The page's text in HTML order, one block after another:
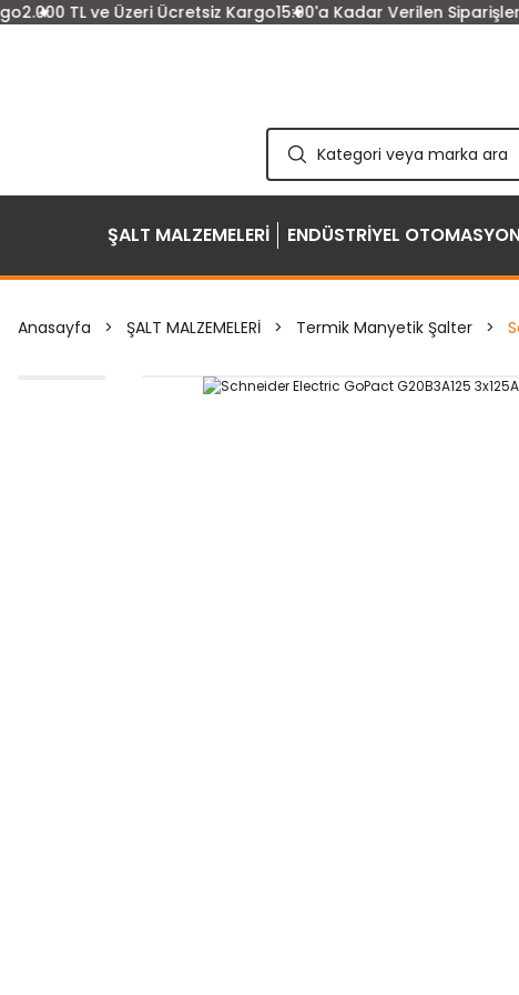
TL ve Üzeri Ücretsiz Kargo15:00'a Kadar Verilen Siparişler
ŞALT MALZEMELERİ ENDÜSTRİYEL
Anasayfa ŞALT MALZEMELERİ Termik Manyetik Şalter